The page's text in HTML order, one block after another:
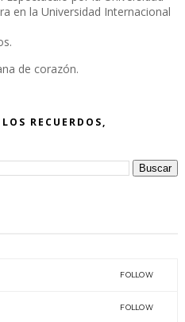
en la Universidad Internacional
de corazón.
RECUERDOS,
FOLLOW
FOLLOW